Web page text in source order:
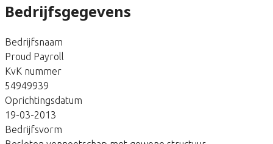
Bedrijfsgegevens
Bedrijfsnaam
Proud Payroll
KvK nummer
54949939
Oprichtingsdatum
19-03-2013
Bedrijfsvorm